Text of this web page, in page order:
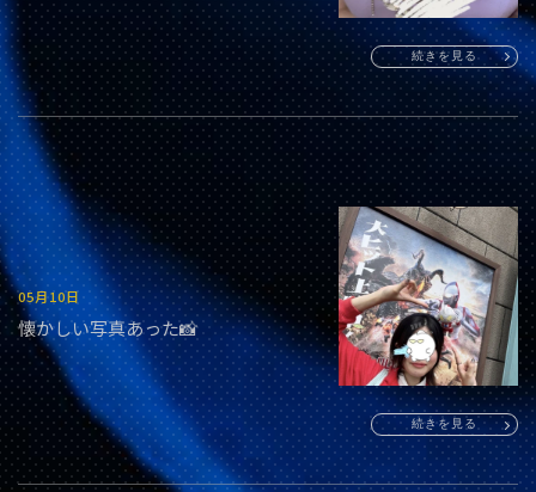
続きを見る
05月10日
懐かしい写真あった📸
続きを見る